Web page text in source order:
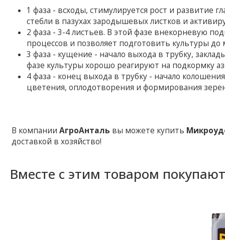
1 фаза - всходы, стимулируется рост и развитие
стебли в пазухах зародышевых листков и
2 фаза - 3-4 листьев. В этой фазе внекорневую
процессов и позволяет подготовить культуры
3 фаза - кущение - начало выхода в трубку,
фазе культуры хорошо реагируют на подкормку
4 фаза - конец выхода в трубку - начало
цветения, оплодотворения и формирования
В компанииАгроАнталь вы можете купить
доставкой в хозяйство!
Вместе с этим товаром покупают